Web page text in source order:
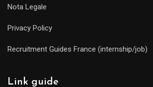
Nota Legale
Privacy Policy
Recruitment Guides France (internship/job)
Link guide